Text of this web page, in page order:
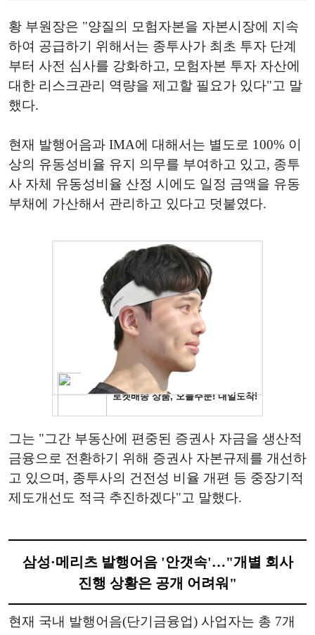
황 부원장은 "양질의 모험자본을 자본시장에 지속
하여 공급하기 위해서는 종투사가 최초 투자 단계
부터 사전 심사를 강화하고, 모험자본 투자 자산에
대한 리스크관리 역량을 제고할 필요가 있다"고 말
했다.
현재 발행어음과 IMA에 대해서는 별도로 100% 이
상의 유동성비율 유지 의무를 부여하고 있고, 종투
사 자체 유동성비율 산정 시에도 일정 금액을 유동
부채에 가산해서 관리하고 있다고 덧붙였다.
그는 "그간 부동산에 편중된 증권사 자금을 생산적
금융으로 전환하기 위해 증권사 자본규제를 개선하
고 있으며, 종투사의 건전성 비율 개편 등 중장기적
제도개선도 적극 추진하겠다"고 말했다.
삼성·메리츠 발행어음 '안갯속'…"개별 회사
진행 상황은 공개 어려워"
현재 국내 발행어음(단기금융업) 사업자는 총 7개